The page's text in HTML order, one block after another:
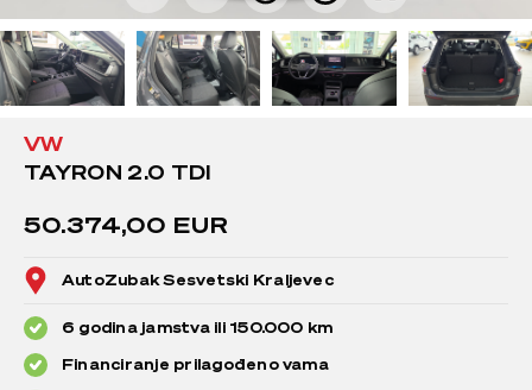
VW
TAYRON 2.0 TDI
50.374,00 EUR
AutoZubak Sesvetski Kraljevec
6 godina jamstva ili 150.000 km
Financiranje prilagođeno vama